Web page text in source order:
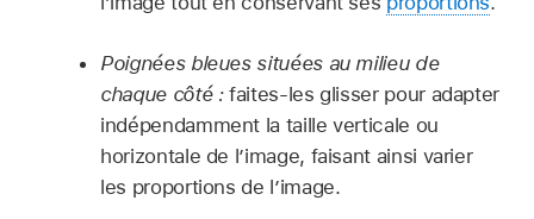
Poignées bleues situées au milieu de
chaque côté :faites-les glisser pour adapter
indépendamment la taille verticale ou
horizontale de l’image, faisant ainsi varier
les proportions de l’image.